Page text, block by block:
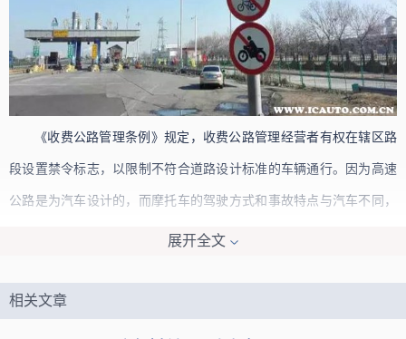
《收费公路管理条例》规定，收费公路管理经营者有权在辖区路
段设置禁令标志，以限制不符合道路设计标准的车辆通行。因为高速
公路是为汽车设计的，而摩托车的驾驶方式和事故特点与汽车不同，
所以防护栏等设施无法提供充分保护。考虑到这些因素，广东省绝大
摩托车和汽车之间存在明显的差异。摩托车驾驶员在高速公路上
展开全文
相关文章